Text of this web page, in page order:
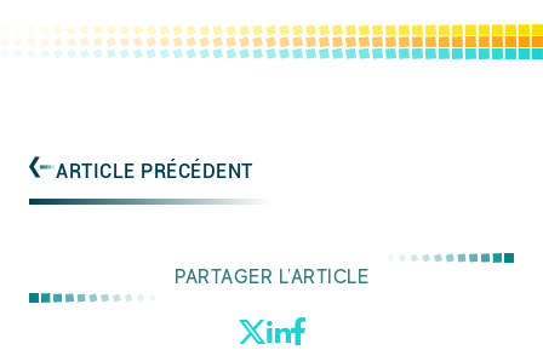
ARTICLE PRÉCÉDENT
PARTAGER L'ARTICLE